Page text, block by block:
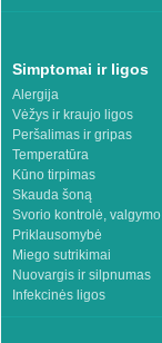
Simptomai ir ligos
Alergija
Vėžys ir kraujo ligos
Peršalimas ir gripas
Temperatūra
Kūno tirpimas
Skauda šoną
Svorio kontrolė,
Priklausomybė
Miego sutrikimai
Nuovargis ir silpnumas
Infekcinės ligos